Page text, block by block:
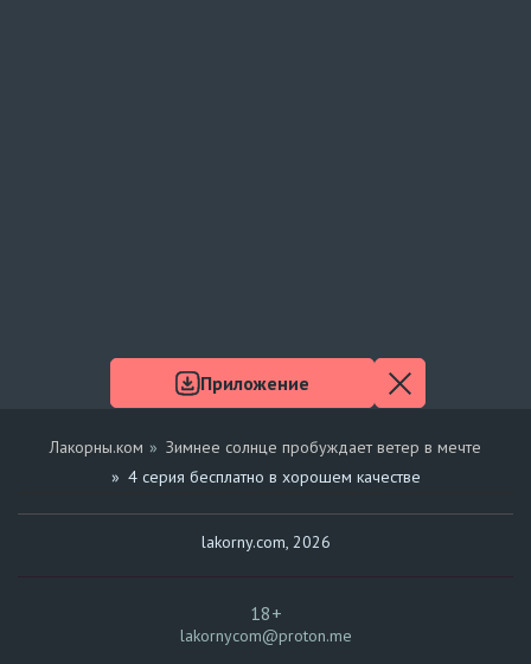
Лакорны.ком
Зимнее солнце пробуждает ветер в мечте
4 серия бесплатно в хорошем качестве
lakorny.com, 2026
18+
lakornycom@proton.me
Приложение